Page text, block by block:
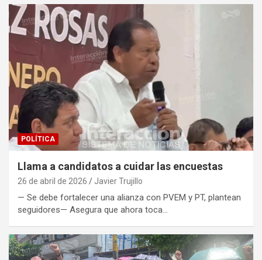
POLÍTICA
Llama a candidatos a cuidar las encuestas
26 de abril de 2026 Javier Trujillo
— Se debe fortalecer una alianza con PVEM y PT, plantean
seguidores— Asegura que ahora toca…